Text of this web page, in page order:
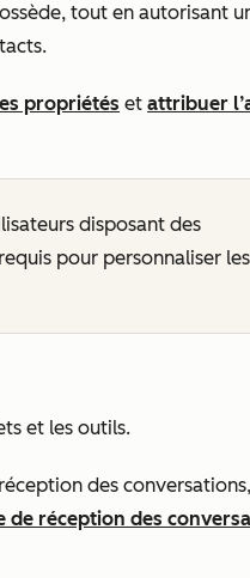
tout en autorisant
propriétés et attribuer
disposant des
pour personnaliser les
et les outils.
des conversations,
de réception des